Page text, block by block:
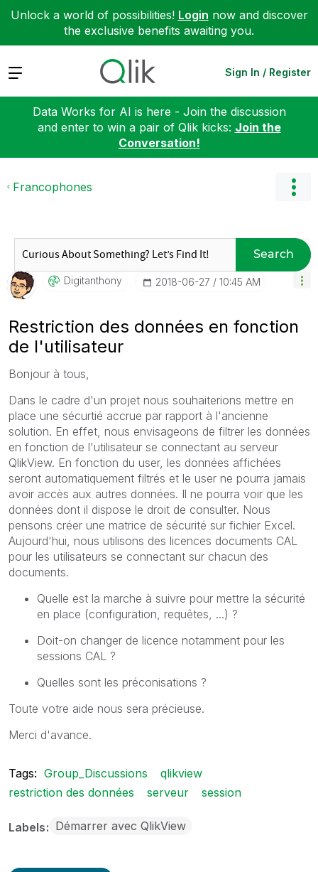
Unlock a world of possibilities! Login now and discover
the exclusive benefits awaiting you.
Expand Sign In / Register
Data Works for AI is here - Join the discussion
and enter to win a pair of Qlik kicks: Join the
Conversation!
Francophones
Search
Digitanthony ‎2018-06-27 10:45 AM
Restriction des données en fonction
de l'utilisateur
Bonjour à tous,
Dans le cadre d'un projet nous souhaiterions mettre en
place une sécurtié accrue par rapport à l'ancienne
solution. En effet, nous envisageons de filtrer les données
en fonction de l'utilisateur se connectant au serveur
QlikView. En fonction du user, les données affichées
seront automatiquement filtrés et le user ne pourra jamais
avoir accès aux autres données. Il ne pourra voir que les
données dont il dispose le droit de consulter. Nous
pensons créer une matrice de sécurité sur fichier Excel.
Aujourd'hui, nous utilisons des licences documents CAL
pour les utilisateurs se connectant sur chacun des
documents.
Quelle est la marche à suivre pour mettre la sécurité
en place (configuration, requêtes, ...) ?
Doit-on changer de licence notamment pour les
sessions CAL ?
Quelles sont les préconisations ?
Toute votre aide nous sera précieuse.
Merci d'avance.
Tags: Group_Discussions
qlikview
restriction des données
serveur session
Labels Démarrer avec QlikView